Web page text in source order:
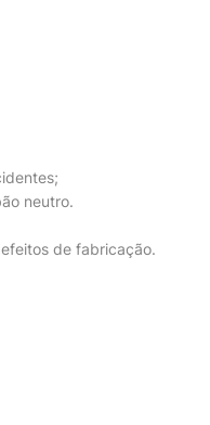
neutro.
de fabricação.